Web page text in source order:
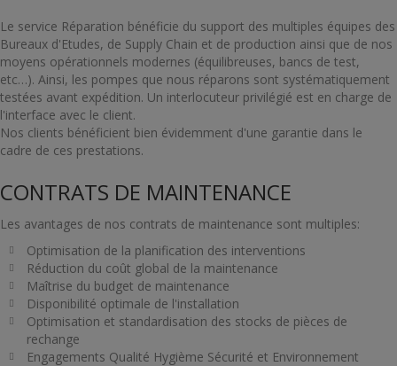
Le service Réparation bénéficie du support des multiples équipes des
Bureaux d'Etudes, de Supply Chain et de production ainsi que de nos
moyens opérationnels modernes (équilibreuses, bancs de test,
etc…). Ainsi, les pompes que nous réparons sont systématiquement
testées avant expédition. Un interlocuteur privilégié est en charge de
l'interface avec le client.
Nos clients bénéficient bien évidemment d'une garantie dans le
cadre de ces prestations.
CONTRATS DE MAINTENANCE
Les avantages de nos contrats de maintenance sont multiples:
Optimisation de la planification des interventions
Réduction du coût global de la maintenance
Maîtrise du budget de maintenance
Disponibilité optimale de l'installation
Optimisation et standardisation des stocks de pièces de
rechange
Engagements Qualité Hygième Sécurité et Environnement